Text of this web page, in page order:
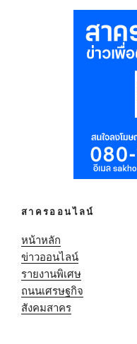
สาครออนไลน์
หน้าหลัก
ข่าวออนไลน์
รายงานพิเศษ
ถนนเศรษฐกิจ
สังคมสาคร